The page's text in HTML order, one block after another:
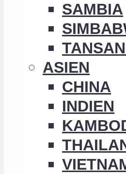
SAMBIA
ASIEN
CHINA
INDIEN